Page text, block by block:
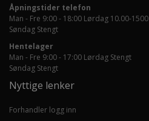
Åpningstider telefon
Man - Fre 9:00 - 18:00 Lørdag 10.00-1500
Søndag Stengt
Hentelager
Man - Fre 9:00 - 17:00 Lørdag Stengt
Søndag Stengt
Nyttige lenker
Forhandler logg inn